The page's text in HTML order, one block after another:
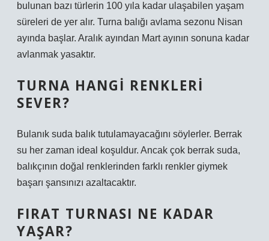
bulunan bazı türlerin 100 yıla kadar ulaşabilen yaşam
süreleri de yer alır. Turna balığı avlama sezonu Nisan
ayında başlar. Aralık ayından Mart ayının sonuna kadar
avlanmak yasaktır.
TURNA HANGI RENKLERI
SEVER?
Bulanık suda balık tutulamayacağını söylerler. Berrak
su her zaman ideal koşuldur. Ancak çok berrak suda,
balıkçının doğal renklerinden farklı renkler giymek
başarı şansınızı azaltacaktır.
FIRAT TURNASI NE KADAR
YAŞAR?